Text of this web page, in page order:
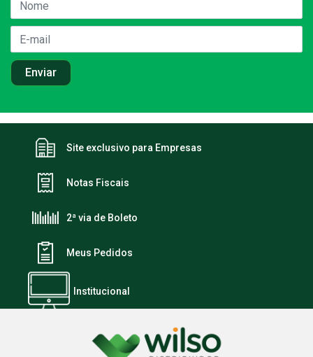
Site exclusivo para Empresas
Notas Fiscais
2ª via de Boleto
Meus Pedidos
Institucional